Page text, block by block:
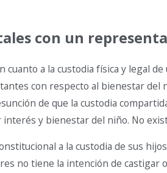
con un
a la custodia física y legal
con respecto al bienestar
de que la custodia
y bienestar del niño. No
a la custodia de sus
no tiene la intención de